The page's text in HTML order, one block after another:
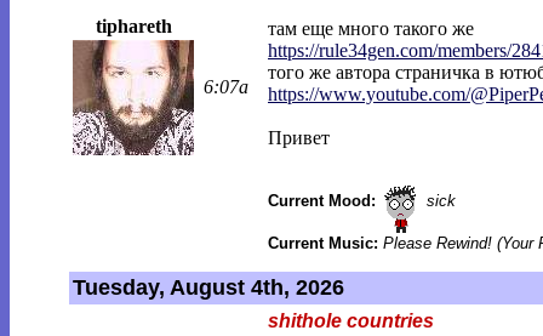
tiphareth
6:07a
там еще много такого же
https://rule34gen.com/members/
того же автора страничка в
https://www.youtube.com/
Привет
Current Mood: sick
Current Music: Please Rewind! (Your
Tuesday, August 4th, 2026
shithole countries